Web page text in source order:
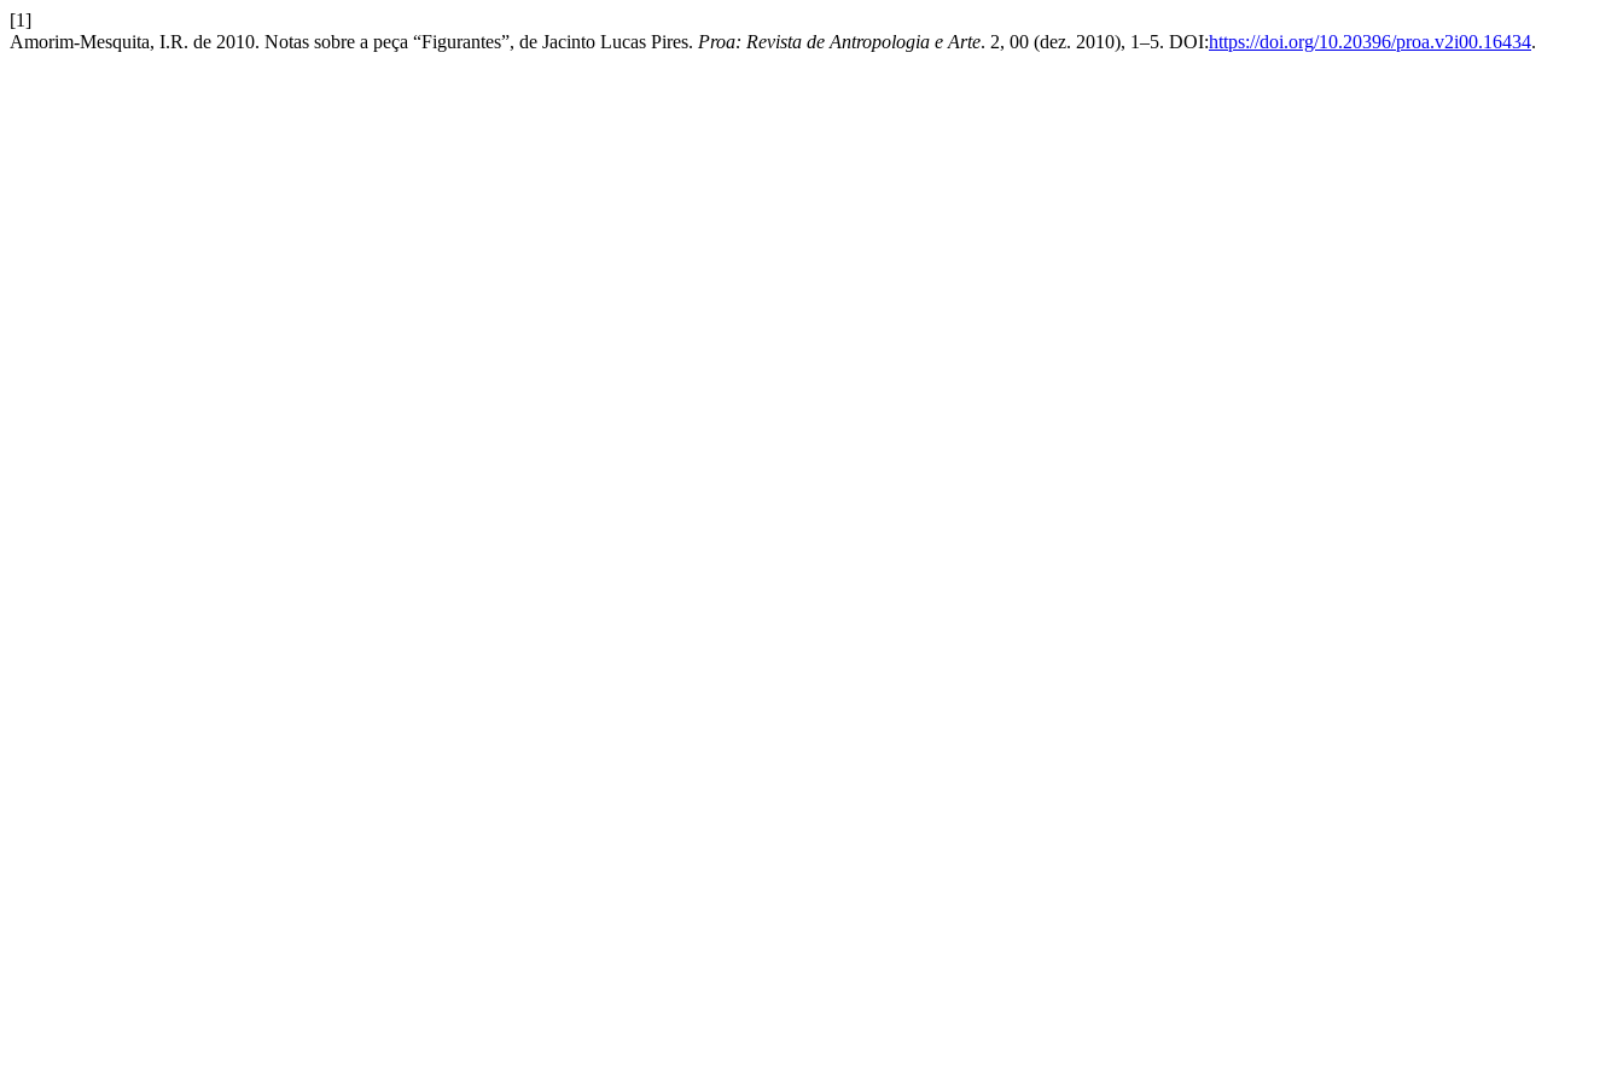
[1]
Amorim-Mesquita, I.R. de 2010. Notas sobre a peça “Figurantes”, de Jacinto Lucas Pires. Proa: Revista de Antropologia e Arte. 2, 00 (dez. 2010), 1–5. DOI:https://doi.org/10.20396/proa.v2i00.16434.